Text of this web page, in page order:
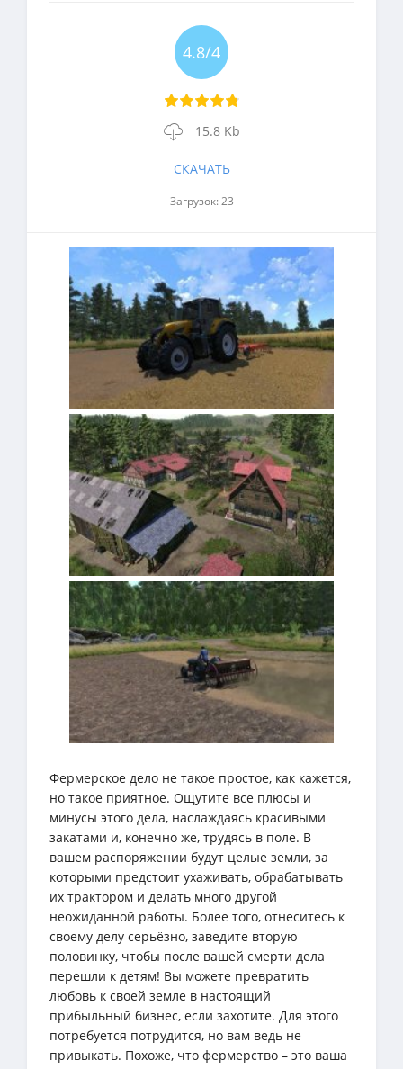
4.8/4
15.8 Kb
СКАЧАТЬ
Загрузок: 23
Фермерское дело не такое простое, как кажется,
но такое приятное. Ощутите все плюсы и
минусы этого дела, наслаждаясь красивыми
закатами и, конечно же, трудясь в поле. В
вашем распоряжении будут целые земли, за
которыми предстоит ухаживать, обрабатывать
их трактором и делать много другой
неожиданной работы. Более того, отнеситесь к
своему делу серьёзно, заведите вторую
половинку, чтобы после вашей смерти дела
перешли к детям! Вы можете превратить
любовь к своей земле в настоящий
прибыльный бизнес, если захотите. Для этого
потребуется потрудится, но вам ведь не
привыкать. Похоже, что фермерство – это ваша